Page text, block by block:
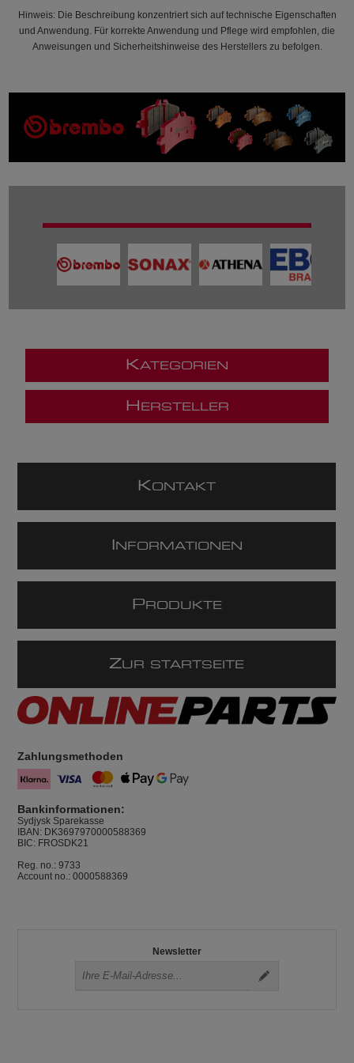
Hinweis: Die Beschreibung konzentriert sich auf technische Eigenschaften
und Anwendung. Für korrekte Anwendung und Pflege wird empfohlen, die
Anweisungen und Sicherheitshinweise des Herstellers zu befolgen.
KATEGORIEN
H ERSTELLER
KONTAKT
NFORMATIONEN
P RODUKTE
ZUR STARTSEITE
Zahlungsmethoden
Bankinformationen:
Sydjysk Sparekasse
IBAN: DK3697970000588369
BIC: FROSDK21
Reg. no.: 9733
Account no.: 0000588369
Newsletter